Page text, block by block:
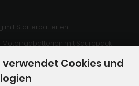
mit Starterbatterien
Motorradbatterien mit Säurepack
Cookies und